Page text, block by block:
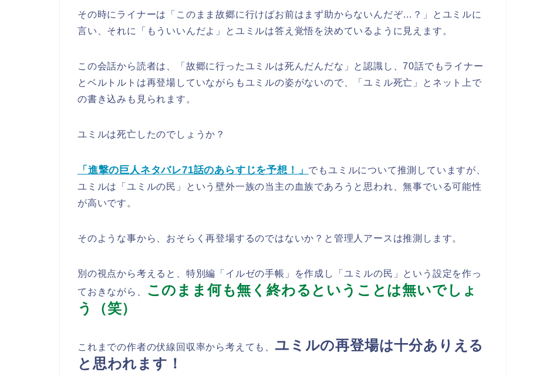
その時にライナーは「このまま故郷に行けばお前はまず助からないんだぞ…？」とユミルに
言い、それに「もういいんだよ」とユミルは答え覚悟を決めているように見えます。
この会話から読者は、「故郷に行ったユミルは死んだんだな」と認識し、70話でもライナー
とベルトルトは再登場していながらもユミルの姿がないので、「ユミル死亡」とネット上で
の書き込みも見られます。
ユミルは死亡したのでしょうか？
「進撃の巨人ネタバレ71話のあらすじを予想！」 でもユミルについて推測していますが、
ユミルは「ユミルの民」という壁外一族の当主の血族であろうと思われ、無事でいる可能性
が高いです。
そのような事から、おそらく再登場するのではないか？と管理人アースは推測します。
別の視点から考えると、特別編「イルゼの手帳」を作成し「ユミルの民」という設定を作っ
ておきながら、
このまま何も無く終わるということは無いでしょ
う（笑）
これまでの作者の伏線回収率から考えても、 ユミルの再登場は十分ありえる
と思われます！